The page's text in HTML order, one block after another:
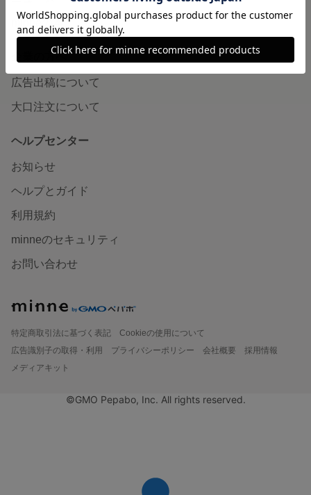
minneの本
企業の方へ
広告出稿について
大口注文について
ヘルプセンター
お知らせ
ヘルプとガイド
利用規約
minneのセキュリティ
お問い合わせ
特定商取引法に基づく表記
Cookieの使用について
広告識別子の取得・利用
プライバシーポリシー 会社概要
採用情報
メディアキット
©GMO Pepabo, Inc. All rights reserved.